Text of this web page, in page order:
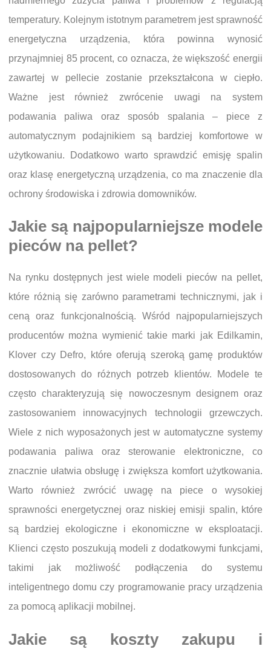
temperatury. Kolejnym istotnym parametrem jest sprawność
energetyczna urządzenia, która powinna wynosić
przynajmniej 85 procent, co oznacza, że większość energii
zawartej w pellecie zostanie przekształcona w ciepło.
Ważne jest również zwrócenie uwagi na system
podawania paliwa oraz sposób spalania – piece z
automatycznym podajnikiem są bardziej komfortowe w
użytkowaniu. Dodatkowo warto sprawdzić emisję spalin
oraz klasę energetyczną urządzenia, co ma znaczenie dla
ochrony środowiska i zdrowia domowników.
Jakie są najpopularniejsze modele
pieców na pellet?
Na rynku dostępnych jest wiele modeli pieców na pellet,
które różnią się zarówno parametrami technicznymi, jak i
ceną oraz funkcjonalnością. Wśród najpopularniejszych
producentów można wymienić takie marki jak Edilkamin,
Klover czy Defro, które oferują szeroką gamę produktów
dostosowanych do różnych potrzeb klientów. Modele te
często charakteryzują się nowoczesnym designem oraz
zastosowaniem innowacyjnych technologii grzewczych.
Wiele z nich wyposażonych jest w automatyczne systemy
podawania paliwa oraz sterowanie elektroniczne, co
znacznie ułatwia obsługę i zwiększa komfort użytkowania.
Warto również zwrócić uwagę na piece o wysokiej
sprawności energetycznej oraz niskiej emisji spalin, które
są bardziej ekologiczne i ekonomiczne w eksploatacji.
Klienci często poszukują modeli z dodatkowymi funkcjami,
takimi jak możliwość podłączenia do systemu
inteligentnego domu czy programowanie pracy urządzenia
za pomocą aplikacji mobilnej.
Jakie są koszty zakupu i